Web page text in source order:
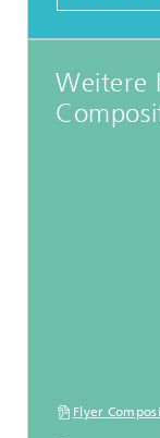
Weitere
Flyer